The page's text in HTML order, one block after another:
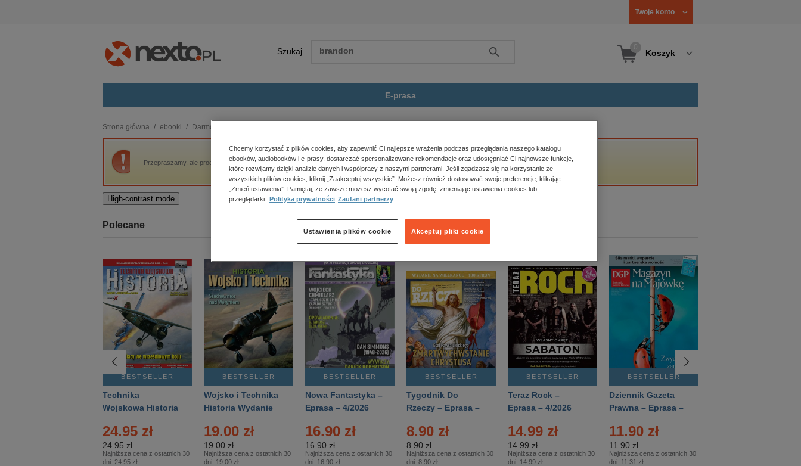
Twoje konto
Szukaj Szukaj Koszyk
E-prasa
budownictwo, aranżacja wnętrz
biznesowe, branżowe, gospodarka
darmowe wydania
edukacja
kobiece, lifestyle, kultura
polityka, społeczno-informacyjne
psychologiczne
inne
popularno-naukowe
historia
zdrowie
religie
Strona główna ebooki Darmowe ebooki
Przepraszamy, ale produkt „Nie Można Przewidzieć Wszystkiego” nie jest dostępny.
High-contrast mode
Polecane
BESTSELLER
Technika
Wojskowa Historia
24.95 zł
24.95 zł
Najniższa cena z ostatnich 30
dni: 24.95 zł
BESTSELLER
Wojsko i Technika
Historia Wydanie
– 2/2026
19.00 zł
19.00 zł
Najniższa cena z ostatnich 30
dni: 19.00 zł
BESTSELLER
Nowa Fantastyka –
Eprasa – 4/2026
16.90 zł
16.90 zł
Najniższa cena z ostatnich 30
dni: 16.90 zł
BESTSELLER
Tygodnik Do
Rzeczy – Eprasa –
8.90 zł
8.90 zł
Najniższa cena z ostatnich 30
dni: 8.90 zł
BESTSELLER
Teraz Rock –
Eprasa – 4/2026
14.99 zł
14.99 zł
Najniższa cena z ostatnich 30
dni: 14.99 zł
BESTSELLER
Dziennik Gazeta
Prawna – Eprasa –
11.90 zł
11.90 zł
Najniższa cena z ostatnich 30
dni: 11.31 zł
Chcemy korzystać z plików cookies, aby zapewnić Ci najlepsze wrażenia podczas przeglądania naszego katalogu
ebooków, audiobooków i e-prasy, dostarczać spersonalizowane rekomendacje oraz udostępniać Ci najnowsze funkcje,
które rozwijamy dzięki analizie danych i współpracy z naszymi partnerami. Jeśli zgadzasz się na korzystanie ze
wszystkich plików cookies, kliknij „Zaakceptuj wszystkie”. Możesz również dostosować swoje preferencje, klikając
„Zmień ustawienia”. Pamiętaj, że zawsze możesz wycofać swoją zgodę, zmieniając ustawienia cookies lub
przeglądarki.
Polityka prywatności Zaufani partnerzy
Akceptuj pliki cookie
Ustawienia plików cookie